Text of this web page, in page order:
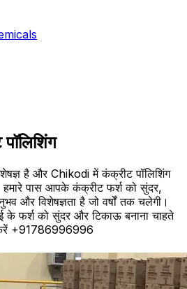
है और Chikodi में कंक्रीट पॉलिशिंग
हमारे पास आपके कंक्रीट फर्श को सुंदर,
और विशेषज्ञता है जो वर्षों तक चलेगी।
के फर्श को सुंदर और टिकाऊ बनाना चाहते
+91786996996